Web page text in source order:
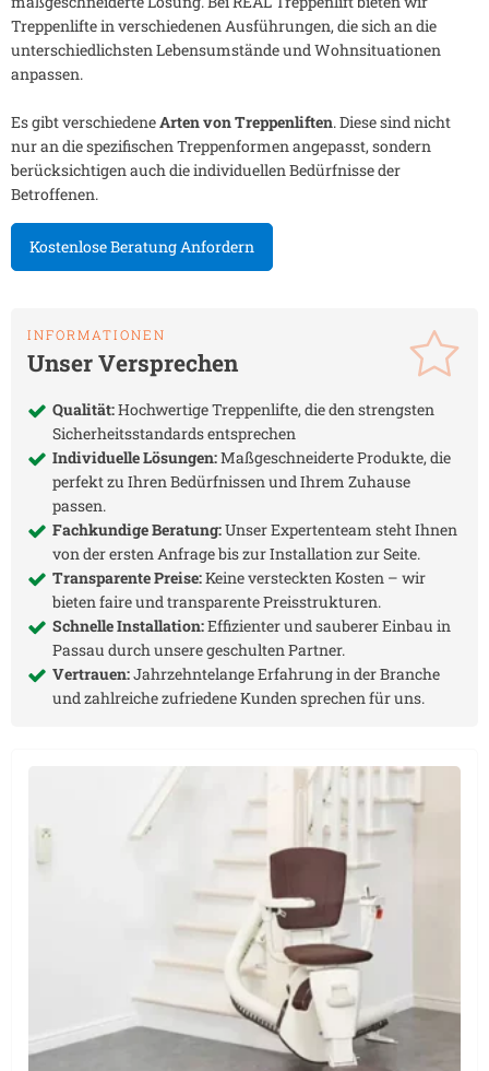
Treppenlifte in verschiedenen Ausführungen, die sich an die
unterschiedlichsten Lebensumstände und Wohnsituationen
anpassen.
Es gibt verschiedeneArten von Treppenliften. Diese sind nicht
nur an die spezifischen Treppenformen angepasst, sondern
berücksichtigen auch die individuellen Bedürfnisse der
Betroffenen.
Kostenlose Beratung Anfordern
INFORMATIONEN
Unser Versprechen
Qualität:Hochwertige Treppenlifte, die den strengsten
Sicherheitsstandards entsprechen
Individuelle Lösungen:Maßgeschneiderte Produkte, die
perfekt zu Ihren Bedürfnissen und Ihrem Zuhause
passen.
Fachkundige Beratung:Unser Expertenteam steht Ihnen
von der ersten Anfrage bis zur Installation zur Seite.
Transparente Preise:Keine versteckten Kosten – wir
bieten faire und transparente Preisstrukturen.
Schnelle Installation:Effizienter und sauberer Einbau in
Passau durch unsere geschulten Partner.
Vertrauen:Jahrzehntelange Erfahrung in der Branche
und zahlreiche zufriedene Kunden sprechen für uns.